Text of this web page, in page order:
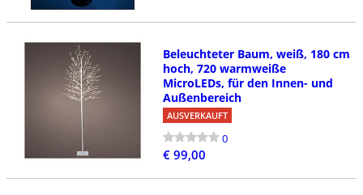
Beleuchteter Baum, weiß, 180 cm
hoch, 720 warmweiße
MicroLEDs, für den Innen- und
Außenbereich
AUSVERKAUFT
0
€ 99,00